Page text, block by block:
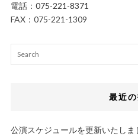
電話： 075-221-8371
FAX：075-221-1309
最近
公演スケジュールを更新いたしま